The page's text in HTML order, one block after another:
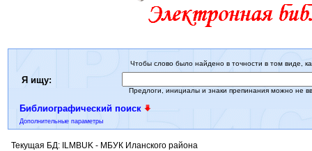
Я ищу:
Чтобы слово было найдено в точности в том виде,
Предлоги, инициалы и знаки препинания можно не
Библиографический поиск
Дополнительные параметры
Текущая БД: ILMBUK - МБУК Иланского района